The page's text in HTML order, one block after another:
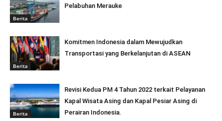
Berita
Pelabuhan Merauke
Berita
Komitmen Indonesia dalam Mewujudkan
Transportasi yang Berkelanjutan di ASEAN
Berita
Revisi Kedua PM 4 Tahun 2022 terkait Pelayanan
Kapal Wisata Asing dan Kapal Pesiar Asing di
Perairan Indonesia.